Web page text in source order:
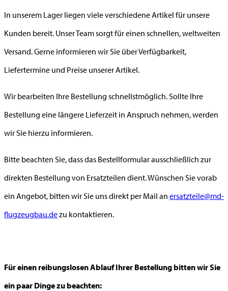
In unserem Lager liegen viele verschiedene Artikel für unsere
Kunden bereit. Unser Team sorgt für einen schnellen, weltweiten
Versand. Gerne informieren wir Sie über Verfügbarkeit,
Liefertermine und Preise unserer Artikel.
Wir bearbeiten Ihre Bestellung schnellstmöglich. Sollte Ihre
Bestellung eine längere Lieferzeit in Anspruch nehmen, werden
wir Sie hierzu informieren.
Bitte beachten Sie, dass das Bestellformular ausschließlich zur
direkten Bestellung von Ersatzteilen dient. Wünschen Sie vorab
ein Angebot, bitten wir Sie uns direkt per Mail an ersatzteile@md-
flugzeugbau.dezu kontaktieren.
Für einen reibungslosen Ablauf Ihrer Bestellung bitten wir Sie
ein paar Dinge zu beachten: